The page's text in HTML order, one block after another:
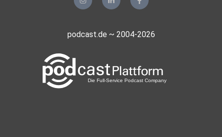
podcast.de ~ 2004-2026